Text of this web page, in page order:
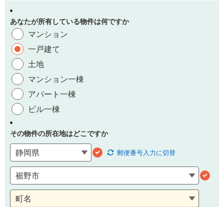
あなたが所有している物件は何ですか
マンション
一戸建て
土地
マンション一棟
アパート一棟
ビル一棟
その物件の所在地はどこですか
郵便番号入力に切替